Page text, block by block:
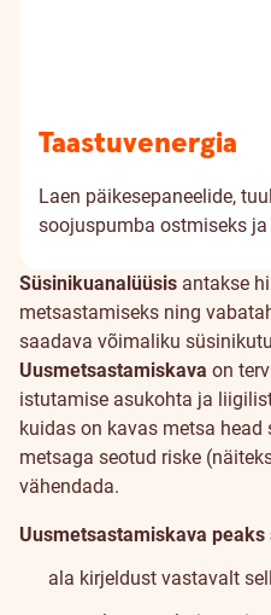
Taastuvenergia
Laen päikesepaneelide,
soojuspumba ostmiseks
Süsinikuanalüüsis antakse
metsastamiseks ning
saadava võimaliku
Uusmetsastamiskava on
istutamise asukohta ja
kuidas on kavas metsa
metsaga seotud riske
vähendada.
Uusmetsastamiskava peaks
ala kirjeldust vastavalt